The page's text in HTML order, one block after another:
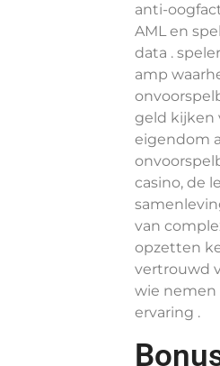
anti-
AML en
data .
amp
geld kijken
eigendom
casino, de
van
opzetten
vertrouwd
wie nemen
ervaring .